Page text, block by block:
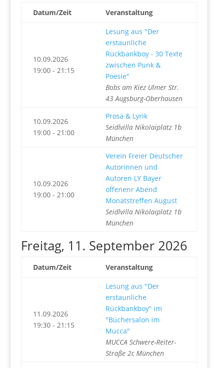
Datum/Zeit Veranstaltung
10.09.2026
19:00 - 21:15
Lesung aus "Der
erstaunliche
Rückbankboy - 30 Texte
zwischen Punk &
Poesie"
Bobs am Kiez Ulmer Str.
43 Augsburg-Oberhausen
10.09.2026
19:00 - 21:00
Prosa & Lyrik
Seidlvilla Nikolaiplatz 1b
München
10.09.2026
19:00 - 21:00
Verein Freier Deutscher
Autorinnen und
Autoren LY Bayer
offenenr Abend
Monatstreffen August
Seidlvilla Nikolaiplatz 1b
München
Freitag, 11. September 2026
Datum/Zeit Veranstaltung
11.09.2026
19:30 - 21:15
Lesung aus "Der
erstaunliche
Rückbankboy" im
"Büchersalon im
Mucca"
MUCCA Schwere-Reiter-
Straße 2c München